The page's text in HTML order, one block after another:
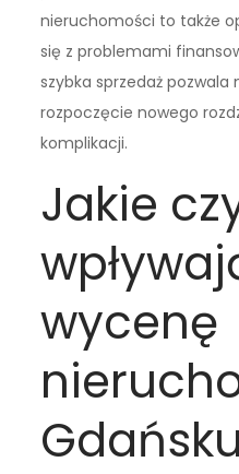
nieruchomości to także
się z problemami
szybka sprzedaż pozwala
rozpoczęcie nowego
komplikacji.
Jakie
wycenę
Gdańsku